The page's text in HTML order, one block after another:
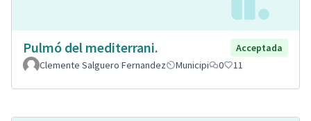
Pulmó del mediterrani.
Acceptada
Clemente Salguero Fernandez
Municipi 0 11